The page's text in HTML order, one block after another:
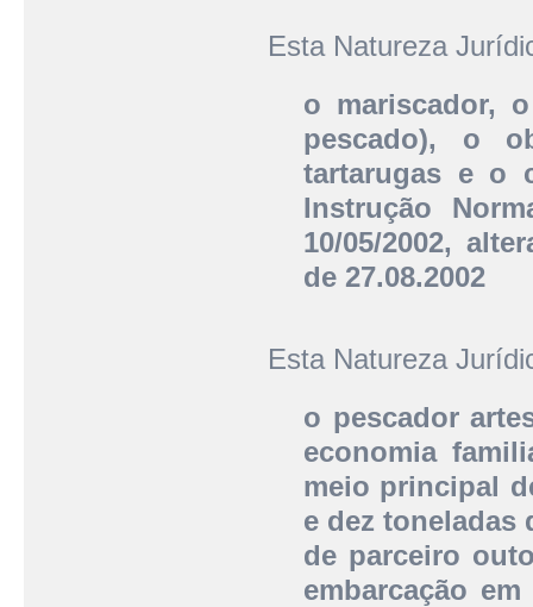
Esta Natureza
o mariscador,
pescado), o
tartarugas e o
Instrução
10/05/2002,
de 27.08.2002
Esta Natureza
o pescador
economia
meio principal
e dez toneladas
de parceiro
embarcação